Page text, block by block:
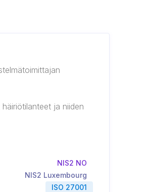
ja niiden
NIS2 NO
NIS2 Luxembourg
ISO 27001